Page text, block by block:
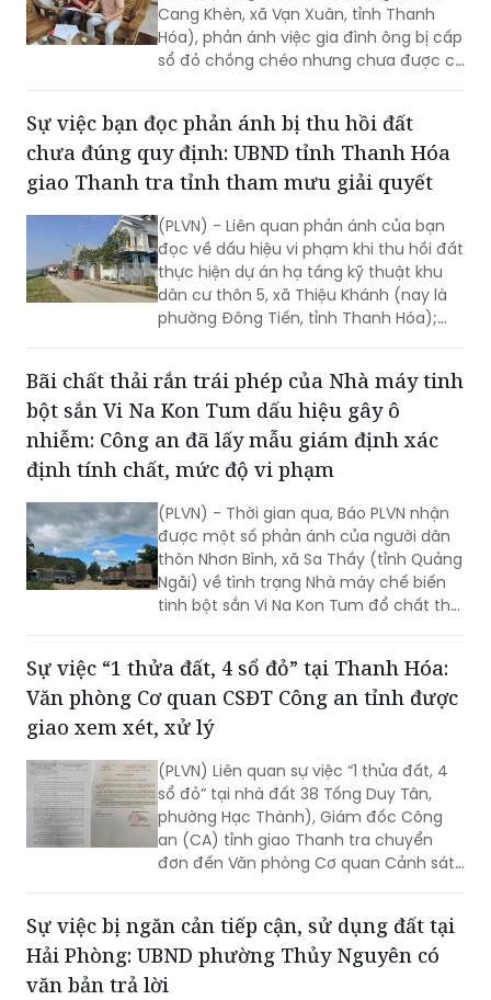
Cang Khèn, xã Vạn Xuân, tỉnh Thanh
Hóa), phản ánh việc gia đình ông bị cấp
sổ đỏ chồng chéo nhưng chưa được cơ
Sự việc bạn đọc phản ánh bị thu hồi đất
chưa đúng quy định: UBND tỉnh Thanh Hóa
giao Thanh tra tỉnh tham mưu giải quyết
(PLVN) - Liên quan phản ánh của bạn
đọc về dấu hiệu vi phạm khi thu hồi đất
thực hiện dự án hạ tầng kỹ thuật khu
dân cư thôn 5, xã Thiệu Khánh (nay là
phường Đông Tiến, tỉnh Thanh Hóa);
giao Thanh tra tỉnh nghiên cứu nội
dung, các hồ sơ tài liệu và chỉ đạo của
UBND tỉnh trước đó để tham mưu xử lý,
giải quyết đơn, trả lời Báo PLVN và báo
cáo Chủ tịch UBND tỉnh trước
20/1/2026.
Bãi chất thải rắn trái phép của Nhà máy tinh
bột sắn Vi Na Kon Tum dấu hiệu gây ô
nhiễm: Công an đã lấy mẫu giám định xác
định tính chất, mức độ vi phạm
(PLVN) - Thời gian qua, Báo PLVN nhận
được một số phản ánh của người dân
thôn Nhơn Bình, xã Sa Thầy (tỉnh Quảng
Ngãi) về tình trạng Nhà máy chế biến
tinh bột sắn Vi Na Kon Tum đổ chất thải
sống sinh hoạt của các hộ dân xung
quanh. Trước đó, DN này đã từng bị cơ
quan chức năng xử phạt hành chính vì
vi phạm trong lĩnh vực bảo vệ môi
trường.
Sự việc “1 thửa đất, 4 sổ đỏ” tại Thanh Hóa:
Văn phòng Cơ quan CSĐT Công an tỉnh được
giao xem xét, xử lý
(PLVN) Liên quan sự việc “1 thửa đất, 4
sổ đỏ” tại nhà đất 38 Tống Duy Tân,
phường Hạc Thành), Giám đốc Công
an (CA) tỉnh giao Thanh tra chuyển
đơn đến Văn phòng Cơ quan Cảnh sát
định.
Sự việc bị ngăn cản tiếp cận, sử dụng đất tại
Hải Phòng: UBND phường Thủy Nguyên có
văn bản trả lời